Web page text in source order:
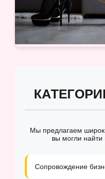
Мы предлагаем
вы могли
Сопровождение